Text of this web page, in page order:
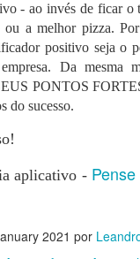
- ao invés de ficar o
a melhor pizza.
positivo seja o
Da mesma
PONTOS
do sucesso.
aplicativo -
2021 por